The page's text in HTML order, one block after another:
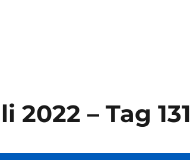
2022 – Tag 131